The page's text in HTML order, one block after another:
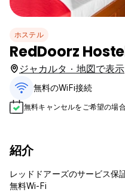
ホステル
RedDoorz
ジャカルタ · 地図で表示
無料のWiFi接続
無料キャンセルをご希望の場
紹介
レッドドアーズのサービス保
無料Wi-Fi